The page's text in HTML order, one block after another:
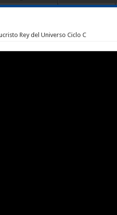
Rey del Universo Ciclo C